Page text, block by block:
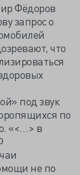
Фёдоров
запрос о
что
под звук
по
«<…> в
не по